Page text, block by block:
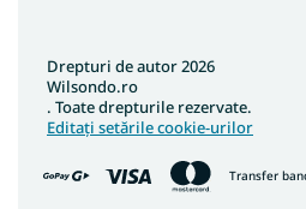
Transfer
Drepturi de autor 2026
Wilsondo.ro
. Toate drepturile rezervate.
Editați setările cookie-urilor